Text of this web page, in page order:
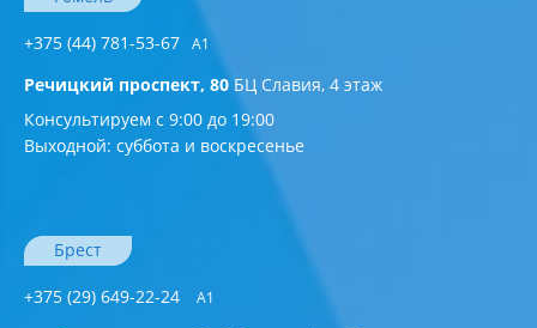
+375 (44) 781-53-67 A1
Речицкий проспект, 80 БЦ Славия, 4 этаж
Консультируем с 9:00 до 19:00
Выходной: суббота и воскресенье
Брест
+375 (29) 649-22-24 А1